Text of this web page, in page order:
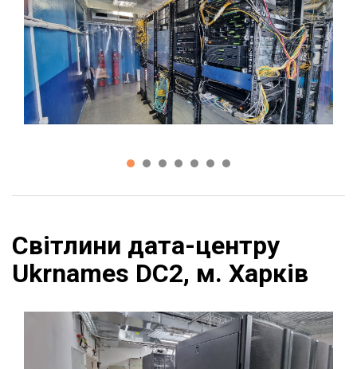
Світлини дата-центру
Ukrnames DC2, м. Харків